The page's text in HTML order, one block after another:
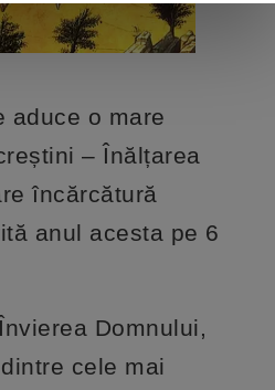
aduce o mare
– Înălțarea
încărcătură
anul acesta pe 6
Domnului,
cele mai